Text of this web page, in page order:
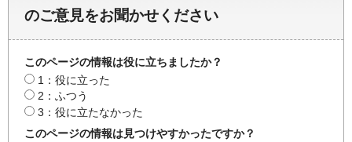
のご意見をお聞かせください
このページの情報は役に立ちましたか？
1：役に立った
2：ふつう
3：役に立たなかった
このページの情報は見つけやすかったですか？